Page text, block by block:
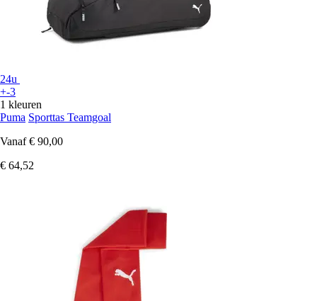
24u
+-3
1 kleuren
Puma Sporttas Teamgoal
Vanaf € 90,00
€ 64,52